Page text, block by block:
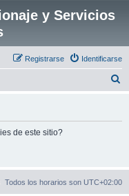
y Servicios
Identificarse
Registrarse
de este sitio?
Todos los horarios son UTC+02:00